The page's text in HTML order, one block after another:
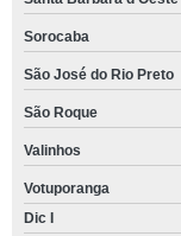
Sorocaba
São José do Rio Preto
São Roque
Valinhos
Votuporanga
Dic I